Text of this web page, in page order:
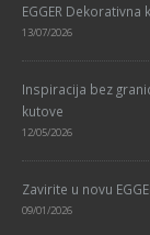
EGGER Dekorativna
13/07/2026
Inspiracija bez
kutove
12/05/2026
Zavirite u novu
09/01/2026